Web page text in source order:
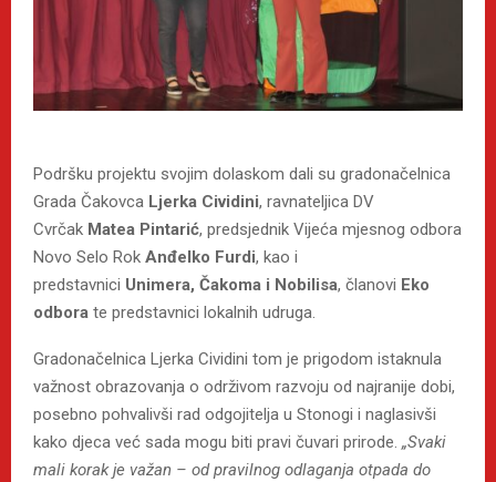
Podršku projektu svojim dolaskom dali su gradonačelnica
Grada Čakovca Ljerka Cividini, ravnateljica DV
Cvrčak Matea Pintarić, predsjednik Vijeća mjesnog odbora
Novo Selo Rok Anđelko Furdi, kao i
predstavnici Unimera, Čakoma i Nobilisa, članovi Eko
odbora te predstavnici lokalnih udruga.
Gradonačelnica Ljerka Cividini tom je prigodom istaknula
važnost obrazovanja o održivom razvoju od najranije dobi,
posebno pohvalivši rad odgojitelja u Stonogi i naglasivši
kako djeca već sada mogu biti pravi čuvari prirode. „Svaki
mali korak je važan – od pravilnog odlaganja otpada do